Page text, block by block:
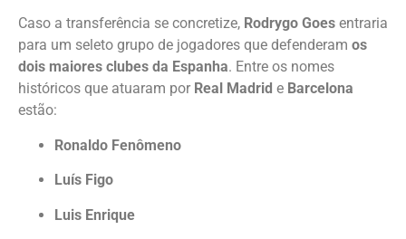
Caso a transferência se concretize, Rodrygo Goes entraria
para um seleto grupo de jogadores que defenderam os
dois maiores clubes da Espanha. Entre os nomes
históricos que atuaram por Real Madrid e Barcelona
estão:
Ronaldo Fenômeno
Luís Figo
Luis Enrique